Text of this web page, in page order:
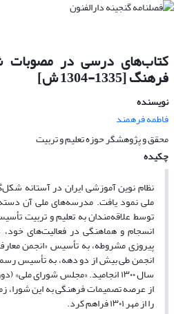
کتاب‌های درسی در مصوبات
فرهنگ [1335-1304 ش]
نویسنده
فاطمه فرهمند
محقق و پژوهشگر حوزه تعلیم و تربیت
چکیده
نظام نوین آموزشی ایران در آستانه
ملی نمود یافت. مدرسه‌های ملی آن
توسط علاقه‌مندان به تعلیم و تربیت
انسجام و هماهنگی در فعالیت‌های
پیروزی مشروطه، به تأسیس «انجمن
انجمن طی بیش از دو دهه، به تأسیس
سال ۱۳۰۰ انجامید. «مجلس شورای
از عرصه تصمیمات فرهنگی به این شورا،
را از مهر ۱۳۰۱ فراهم کرد.